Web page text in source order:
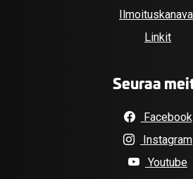
Linkit
Seuraa
Facebook
Instagram
Youtube